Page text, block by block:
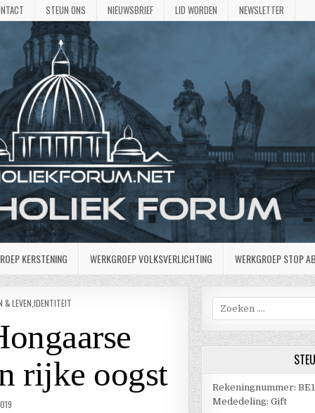
STEUN ONS NIEUWSBRIEF LID WORDEN NEWSLETTER
KERSTENING WERKGROEP VOLKSVERLICHTING WERKGROEP STOP
& LEVEN IDENTITEIT
rijke oogst
Zoek
naar:
Rekeningnummer:
Mededeling: Gift